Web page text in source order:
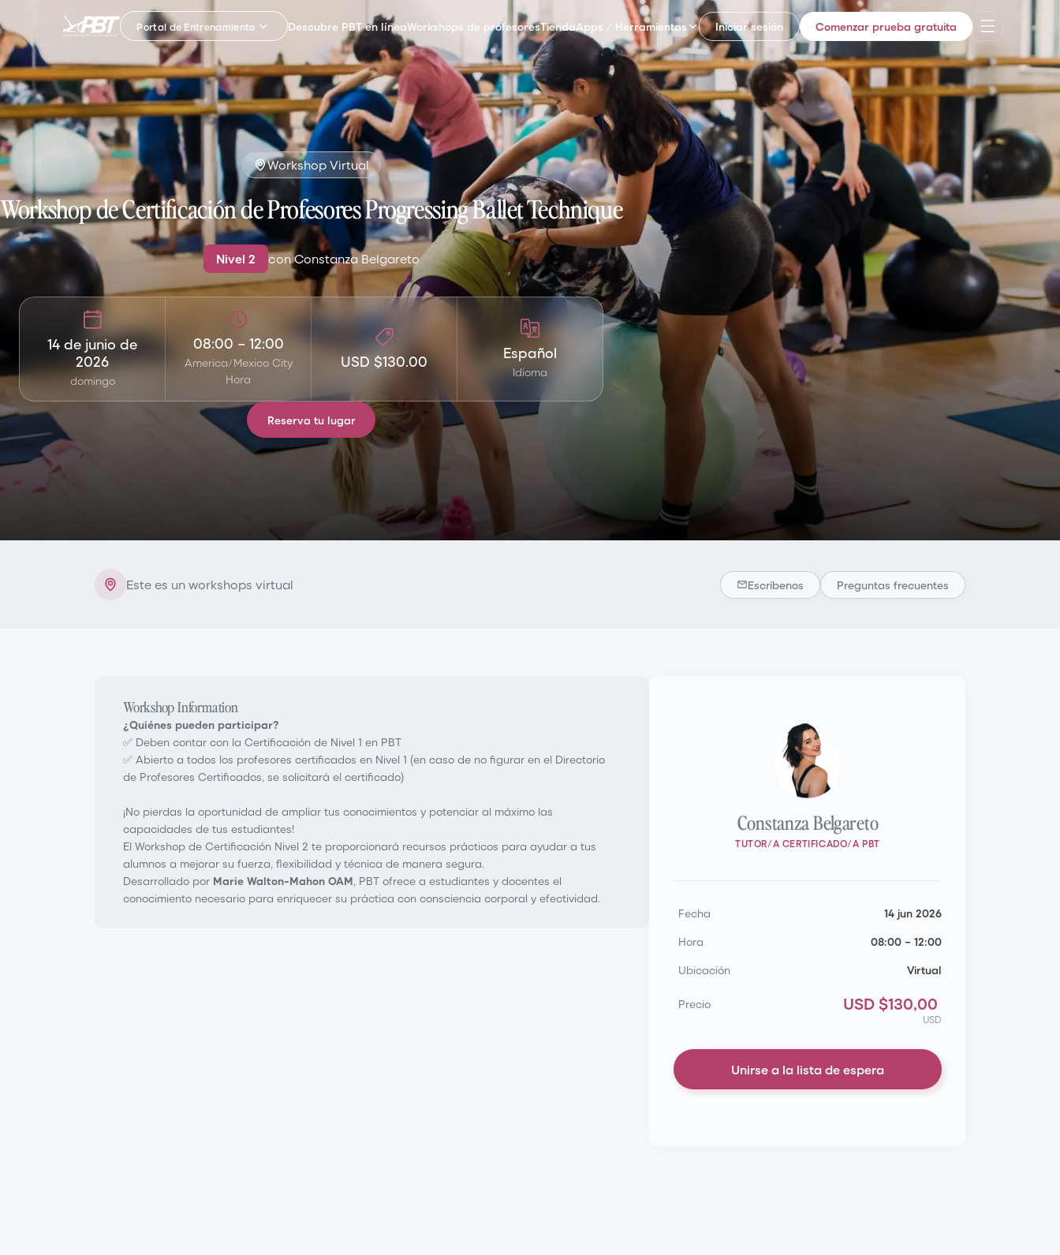
Portal de Entrenamiento Descubre PBT en líneaWorkshops de profesoresTiendaApps / Herramientas Iniciar sesión Comenzar prueba gratuita
Workshop Virtual
Workshop de Certificación de Profesores Progressing Ballet Technique
Nivel 2 conConstanza Belgareto
14 de junio de
2026
domingo
08:00 – 12:00
America/Mexico City
Hora
USD $130.00 Español
Idioma
Reserva tu lugar
Este es un workshops virtual Escríbenos Preguntas frecuentes
Workshop Information
¿Quiénes pueden participar?
✅ Deben contar con la Certificación de Nivel 1 en PBT
✅ Abierto a todos los profesores certificados en Nivel 1 (en caso de no figurar en el Directorio
de Profesores Certificados, se solicitará el certificado)
¡No pierdas la oportunidad de ampliar tus conocimientos y potenciar al máximo las
capacidades de tus estudiantes!
El Workshop de Certificación Nivel 2 te proporcionará recursos prácticos para ayudar a tus
alumnos a mejorar su fuerza, flexibilidad y técnica de manera segura.
Desarrollado por Marie Walton-Mahon OAM, PBT ofrece a estudiantes y docentes el
conocimiento necesario para enriquecer su práctica con consciencia corporal y efectividad.
Constanza Belgareto
TUTOR/A CERTIFICADO/A PBT
Fecha
14 jun 2026
Hora
08:00 – 12:00
Ubicación
Virtual
Precio USD $130,00
USD
Unirse a la lista de espera